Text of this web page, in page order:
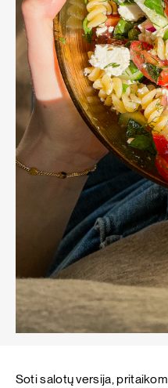
Soti salotų versija,